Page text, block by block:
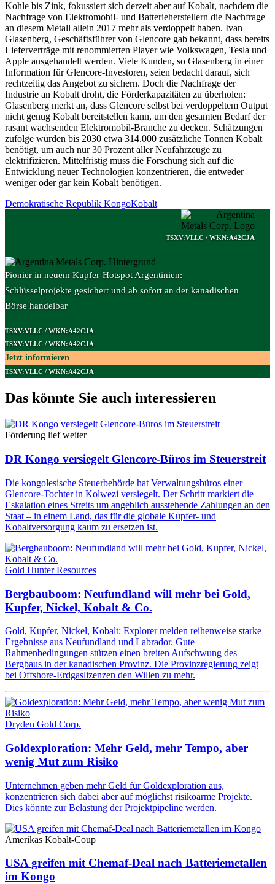
Kohle bis Zink, fokussiert sich derzeit aber auf Kobalt, nachdem die
Nachfrage von Elektromobil- und Batterieherstellern die Nachfrage
an diesem Metall allein 2017 mehr als verdoppelt haben. Ivan
Glasenberg, Geschäftsführer von Glencore gab bekannt, dass bereits
Lieferverträge mit renommierten Player wie Volkswagen, Tesla und
Apple ausgehandelt werden. Viele Kunden, so Glasenberg in einer
Information für Glencore-Investoren, seien bedacht darauf, sich
rechtzeitig das Angebot zu sichern. Doch die Nachfrage der
Industrie an Kobalt droht, die Förderkapazitäten zu überholen:
Glasenberg merkt an, dass Glencore selbst bei verdoppeltem Output
nicht genug Kobalt bereitstellen kann, um den gesamten Bedarf der
rasant wachsenden Elektromobil-Branche zu decken. Schätzungen
zufolge würden bis 2030 etwa 314.000 zusätzliche Tonnen Kobalt
benötigt, um auch nur 30 Prozent aller Neufahrzeuge zu
elektrifizieren. Mittelfristig muss die Forschung sich auf die
Entwicklung neuer Technologien konzentrieren, die entweder
weniger oder gar kein Kobalt benötigen.
Demokratische Republik KongoKobalt
TSXV:VLLC / WKN:A42CJA
Pionier in neuem Kupfer-Hotspot Argentinien:
Schlüsselprojekte gesichert und ab sofort an der kanadischen
Börse handelbar
TSXV:VLLC / WKN:A42CJA
TSXV:VLLC / WKN:A42CJA
Jetzt informieren
TSXV:VLLC / WKN:A42CJA
Das könnte Sie auch interessieren
Förderung lief weiter
DR Kongo versiegelt Glencore-Büros im Steuerstreit
Die kongolesische Steuerbehörde hat Verwaltungsbüros einer
Glencore-Tochter in Kolwezi versiegelt. Der Schritt markiert die
Eskalation eines Streits um angeblich ausstehende Zahlungen an den
Staat – in einem Land, das für die globale Kupfer- und
Kobaltversorgung kaum zu ersetzen ist.
Gold Hunter Resources
Bergbauboom: Neufundland will mehr bei Gold,
Kupfer, Nickel, Kobalt & Co.
Gold, Kupfer, Nickel, Kobalt: Explorer melden reihenweise starke
Ergebnisse aus Neufundland und Labrador. Gute
Rahmenbedingungen stützen einen breiten Aufschwung des
Bergbaus in der kanadischen Provinz. Die Provinzregierung zeigt
bei Offshore-Erdgaslizenzen den Willen zu mehr.
Dryden Gold Corp.
Goldexploration: Mehr Geld, mehr Tempo, aber
wenig Mut zum Risiko
Unternehmen geben mehr Geld für Goldexploration aus,
konzentrieren sich dabei aber auf möglichst risikoarme Projekte.
Dies könnte zur Belastung der Projektpipeline werden.
Amerikas Kobalt-Coup
USA greifen mit Chemaf-Deal nach Batteriemetallen
im Kongo